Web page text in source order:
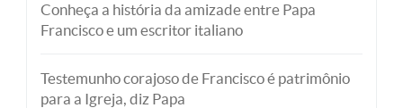
Conheça a história da amizade entre Papa
Francisco e um escritor italiano
Testemunho corajoso de Francisco é patrimônio
para a Igreja, diz Papa